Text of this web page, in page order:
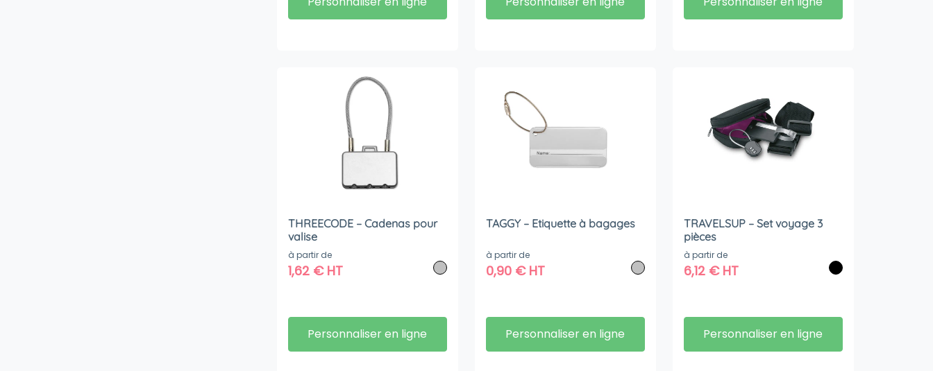
THREECODE – Cadenas pour
valise
à partir de
1,62 €HT
Personnaliser en ligne
TAGGY – Etiquette à bagages
à partir de
0,90 €HT
Personnaliser en ligne
TRAVELSUP – Set voyage 3
pièces
à partir de
6,12 €HT
Personnaliser en ligne